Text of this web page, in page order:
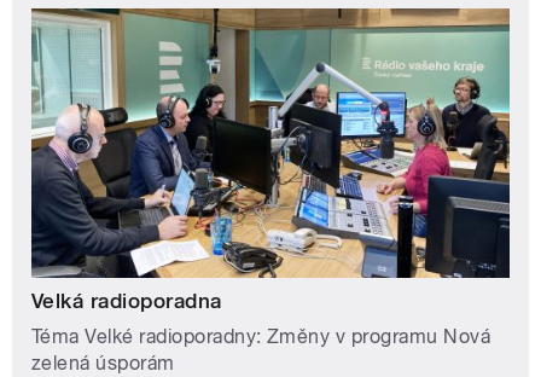
Velká radioporadna
Téma Velké radioporadny: Změny v programu Nová
zelená úsporám